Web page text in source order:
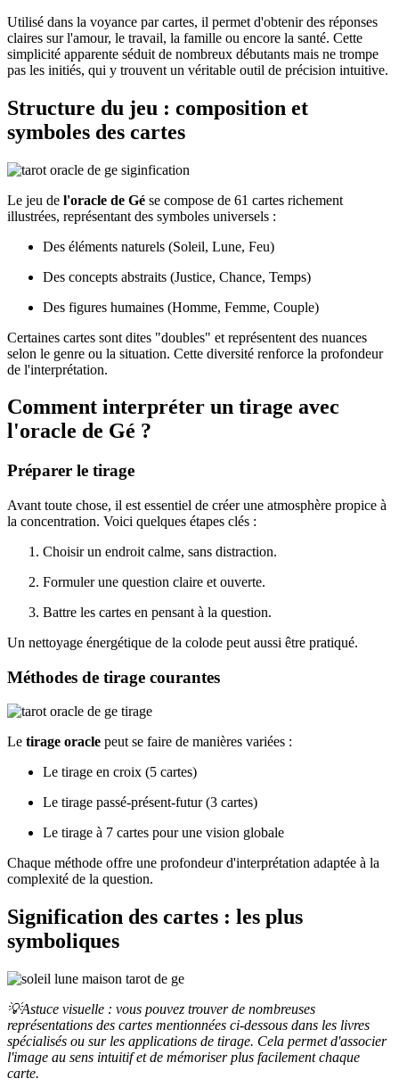
Utilisé dans la voyance par cartes, il permet d'obtenir des réponses
claires sur l'amour, le travail, la famille ou encore la santé. Cette
simplicité apparente séduit de nombreux débutants mais ne trompe
pas les initiés, qui y trouvent un véritable outil de précision intuitive.
Structure du jeu : composition et
symboles des cartes
Le jeu de l'oracle de Gé se compose de 61 cartes richement
illustrées, représentant des symboles universels :
Des éléments naturels (Soleil, Lune, Feu)
Des concepts abstraits (Justice, Chance, Temps)
Des figures humaines (Homme, Femme, Couple)
Certaines cartes sont dites "doubles" et représentent des nuances
selon le genre ou la situation. Cette diversité renforce la profondeur
de l'interprétation.
Comment interpréter un tirage avec
l'oracle de Gé ?
Préparer le tirage
Avant toute chose, il est essentiel de créer une atmosphère propice à
la concentration. Voici quelques étapes clés :
Choisir un endroit calme, sans distraction.
Formuler une question claire et ouverte.
Battre les cartes en pensant à la question.
Un nettoyage énergétique de la colode peut aussi être pratiqué.
Méthodes de tirage courantes
Le tirage oracle peut se faire de manières variées :
Le tirage en croix (5 cartes)
Le tirage passé-présent-futur (3 cartes)
Le tirage à 7 cartes pour une vision globale
Chaque méthode offre une profondeur d'interprétation adaptée à la
complexité de la question.
Signification des cartes : les plus
symboliques
💡Astuce visuelle : vous pouvez trouver de nombreuses
représentations des cartes mentionnées ci-dessous dans les livres
spécialisés ou sur les applications de tirage. Cela permet d'associer
l'image au sens intuitif et de mémoriser plus facilement chaque
carte.